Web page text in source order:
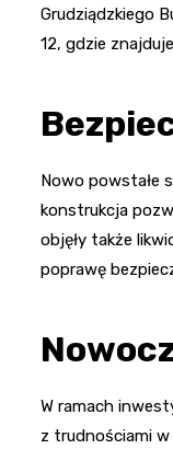
Grudziądzkiego
12, gdzie
Nowo powstałe
konstrukcja
objęły także
poprawę
W ramach
z trudnościami w